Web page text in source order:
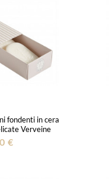
fondenti in cera
Verveine
€